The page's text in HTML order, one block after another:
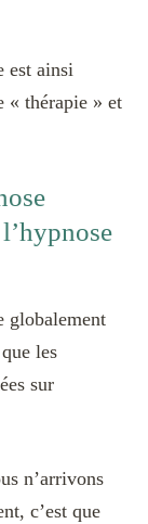
est ainsi
« thérapie » et
globalement
les
sur
n’arrivons
c’est que